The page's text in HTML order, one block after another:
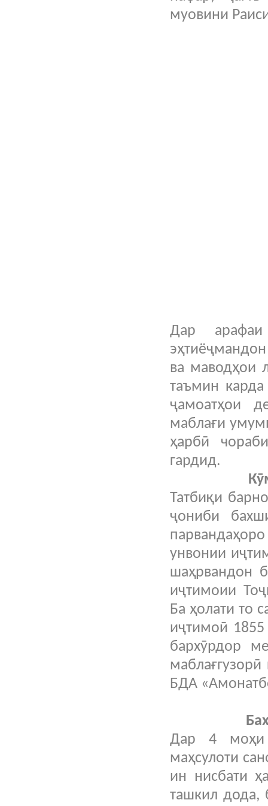
муовини
Дар
ва маводҳои
таъмин
ҷамоатҳои
маблағи
ҳарбӣ
гардид.
Татбиқи
ҷониби
унвонии
шаҳрвандон
иҷтимоии
Ба ҳолати то
иҷтимоӣ
бархӯрдор
БДА
Дар 4 моҳи
маҳсулоти
ин нисбати
ташкил